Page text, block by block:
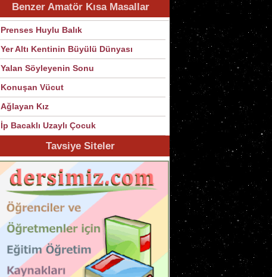
Benzer Amatör Kısa Masallar
Prenses Huylu Balık
Yer Altı Kentinin Büyülü Dünyası
Yalan Söyleyenin Sonu
Konuşan Vücut
Ağlayan Kız
İp Bacaklı Uzaylı Çocuk
Tavsiye Siteler